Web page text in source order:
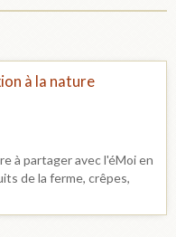
à la nature
à partager avec l'éMoi en
de la ferme, crêpes,